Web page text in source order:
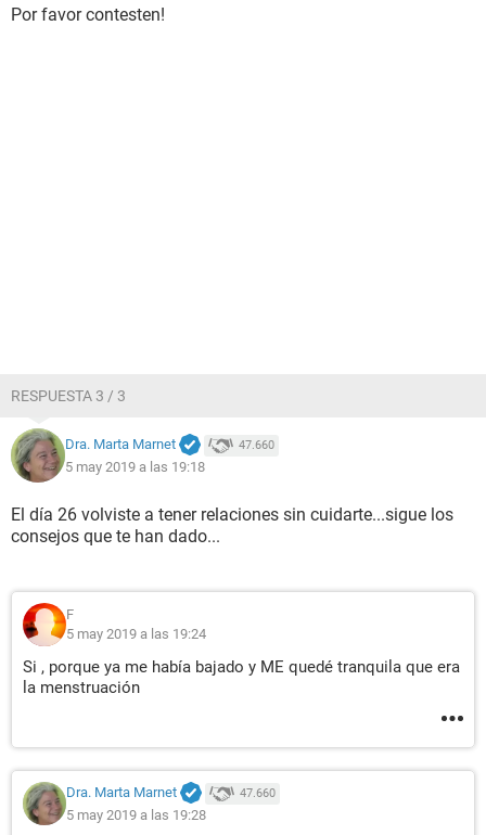
Por favor contesten!
RESPUESTA 3 / 3
Dra. Marta Marnet 47.660
5 may 2019 a las 19:18
El día 26 volviste a tener relaciones sin cuidarte...sigue los
consejos que te han dado...
F
5 may 2019 a las 19:24
Si , porque ya me había bajado y ME quedé tranquila que era
la menstruación
Dra. Marta Marnet 47.660
5 may 2019 a las 19:28